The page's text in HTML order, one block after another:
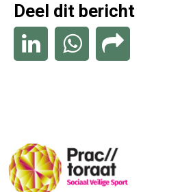
Deel dit bericht